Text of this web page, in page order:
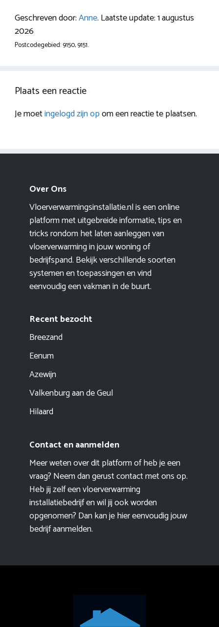
Geschreven door:Anne. Laatste update: 1 augustus
2026
Postcodegebied: 9150, 9151.
Plaats een reactie
Je moetingelogd zijn opom een reactie te plaatsen.
Over Ons
Vloerverwarmingsinstallatie.nl is een online
platform met uitgebreide informatie, tips en
tricks rondom het laten aanleggen van
vloerverwarming in jouw woning of
bedrijfspand. Bekijk verschillende soorten
systemen en toepassingen en vind
eenvoudig een vakman in de buurt.
Recent bezocht
Breezand
Eenum
Azewijn
Valkenburg aan de Geul
Hilaard
Contact en aanmelden
Meer weten over dit platform of heb je een
vraag? Neem dan gerust contact met ons op.
Heb jij zelf een vloerverwarming
installatiebedrijf en wil jij ook worden
opgenomen? Dan kan je hier eenvoudigjouw
bedrijf aanmelden.